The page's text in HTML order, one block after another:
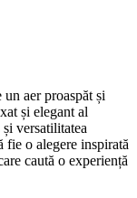
un aer proaspăt și
și elegant al
versatilitatea
fie o alegere inspirată
caută o experiență